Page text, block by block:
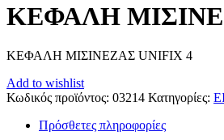
ΚΕΦΑΛΗ
ΚΕΦΑΛΗ ΜΙΣΙΝΕΖΑΣ UNIFIX 4
Add to wishlist
Κωδικός προϊόντος: 03214 Κατηγορίες:
Πρόσθετες πληροφορίες